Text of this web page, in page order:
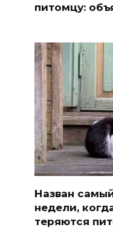
питомцу:
Назван
недели,
теряются